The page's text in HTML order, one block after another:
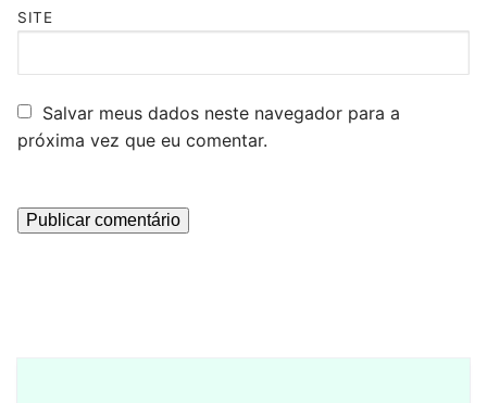
SITE
Salvar meus dados neste navegador para a
próxima vez que eu comentar.